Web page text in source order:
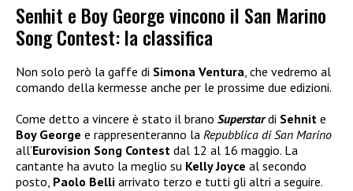
Senhit e Boy George vincono il San Marino
Song Contest: la classifica
Non solo però la gaffe di Simona Ventura, che vedremo al
comando della kermesse anche per le prossime due edizioni.
Come detto a vincere è stato il brano Superstardi Sehnit e
Boy George e rappresenteranno la Repubblica di San Marino
all’Eurovision Song Contest dal 12 al 16 maggio. La
cantante ha avuto la meglio su Kelly Joyce al secondo
posto, Paolo Belli arrivato terzo e tutti gli altri a seguire.